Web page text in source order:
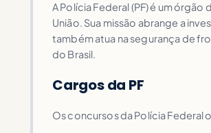
A Polícia Federal (PF) é um
União. Sua missão abrange a
também atua na segurança de
do Brasil.
Cargos da PF
Os concursos da Polícia